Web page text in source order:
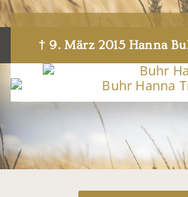
† 9. März 2015 Hanna